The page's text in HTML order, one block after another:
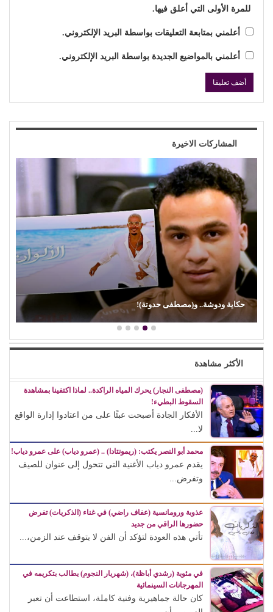
للمرة الأولى التي أعلق فيها.
أعلمني بمتابعة التعليقات بواسطة البريد الإلكتروني.
أعلمني بالمواضيع الجديدة بواسطة البريد الإلكتروني.
المشاركات الاخيرة
حكاية ودوشة.. و(مصطفى حدوتة)!
الأكثر مشاهدة
(مصطفى النجار) يحرك المياه الراكدة.. لماذا اكتفينا بمشاهدة
السقوط البطيء!
الأفكار الجادة أصبحت عبئًا على من اعتادوا إدارة الواقع
لا...
محمد أبو النصر يكتب: (ريمونتادا) .. (عمرو دياب) على عمرو دياب!
يقدم عمرو دياب الأغنية التي تتحول إلى عنوان للصيف
وتفرض...
عذوبة ورومانسية (عفاف راضي) في غناء (الذكريات) تفرض
حضورها الراقي من جديد
تأتي هذه العودة لتؤكد أن الفن لا يتوقف عند الزمن،...
في مئوية (رشدي أباظة)، (شهريار النجوم) يطالب بتكريمه في
المهرجانات السينمائية
كان حالة جماهيرية وفنية كاملة، استطاعت أن تعبر